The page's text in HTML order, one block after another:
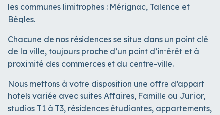
les communes limitrophes : Mérignac, Talence et
Bègles.
Chacune de nos résidences se situe dans un point clé
de la ville, toujours proche d’un point d’intérêt et à
proximité des commerces et du centre-ville.
Nous mettons à votre disposition une offre d’appart
hotels variée avec suites Affaires, Famille ou Junior,
studios T1 à T3, résidences étudiantes, appartements,